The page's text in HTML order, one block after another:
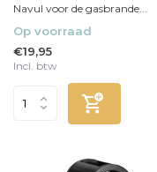
Navul voor de gasbrande...
Op voorraad
€19,95
Incl. btw